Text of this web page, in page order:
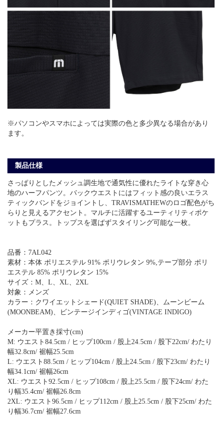
※パソコンやスマホによっては実際の色と多少異なる場合があり
ます。
製品仕様
さっぱりとしたメッシュ調生地で通気性に優れたライトな穿き心
地のハーフパンツ。バックウエストにはフィット感の良いエラス
ティックバンドをジョイントし、TRAVISMATHEWのロゴ配色がち
らりと見えるアクセント。マルチに活躍するユーティリティポケ
ットもプラス。トップスを選ばずスタイリング可能な一枚。
品番：7AL042
素材：本体 ポリエステル 91% ポリウレタン 9%,テープ部分 ポリ
エステル 85% ポリウレタン 15%
サイズ：M、L、XL、2XL
対象：メンズ
カラー：クワイエットシェード(QUIET SHADE)、ムーンビーム
(MOONBEAM)、ビンテージインディゴ(VINTAGE INDIGO)
メーカー平置き採寸(cm)
M: ウエスト84.5cm / ヒップ100cm / 股上24.5cm / 股下22cm/ わたり
幅32.8cm/ 裾幅25.5cm
L: ウエスト88.5cm / ヒップ104cm / 股上24.5cm / 股下23cm/ わたり
幅34.1cm/ 裾幅26cm
XL: ウエスト92.5cm / ヒップ108cm / 股上25.5cm / 股下24cm/ わた
り幅35.4cm/ 裾幅26.8cm
2XL: ウエスト96.5cm / ヒップ112cm / 股上25.5cm / 股下25cm/ わた
り幅36.7cm/ 裾幅27.6cm